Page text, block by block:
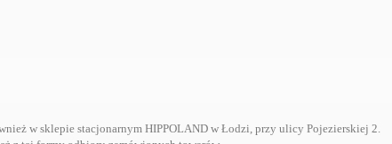
w sklepie stacjonarnym HIPPOLAND w Łodzi, przy ulicy Pojezierskiej 2.